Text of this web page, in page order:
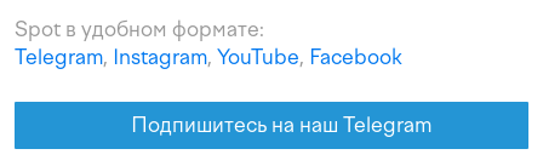
Spot в удобном формате:
Telegram, Instagram, YouTube, Facebook
Подпишитесь на наш Telegram